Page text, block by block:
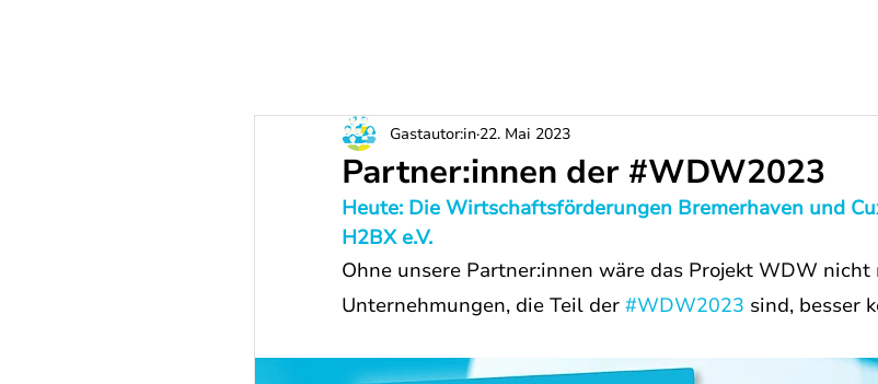
Partner:innen der #WDW2023
Gastautor:in 22. Mai 2023
Heute: Die Wirtschaftsförderungen Bremerhaven und
H2BX e.V.
Ohne unsere Partner:innen wäre das Projekt WDW
Unternehmungen, die Teil der #WDW2023 sind, besser